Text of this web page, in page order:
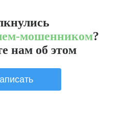
мошенником?
нам об этом